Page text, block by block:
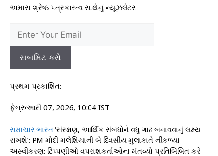
અમારા શ્રેષ્ઠ પત્રકારત્વ સાથેનું ન્યૂઝલેટર
સબમિટ કરો
પ્રથમ પ્રકાશિત:
ફેબ્રુઆરી 07, 2026, 10:04 IST
સમાચાર ભારત ‘સંરક્ષણ, આર્થિક સંબંધોને વધુ ગાઢ બનાવવાનું લક્ષ્ય
રાખશે’: PM મોદી મલેશિયાની બે દિવસીય મુલાકાતે નીકળ્યા
અસ્વીકરણ: ટિપ્પણીઓ વપરાશકર્તાઓના મંતવ્યો પ્રતિબિંબિત કરે